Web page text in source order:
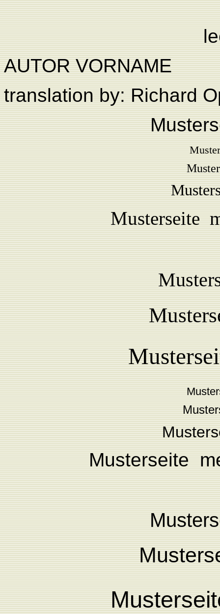
AUTOR VORNAME
translation by: Richard
Musterseite
Musterseite